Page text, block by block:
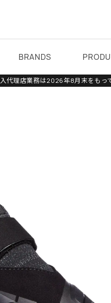
BRANDS
代理店業務は2026年8月末をもっ